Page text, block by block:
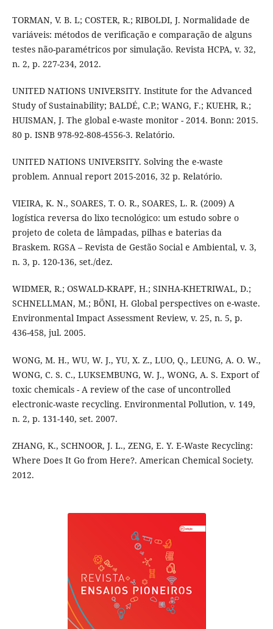
TORMAN, V. B. L; COSTER, R.; RIBOLDI, J. Normalidade de
variáveis: métodos de verificação e comparação de alguns
testes não-paramétricos por simulação. Revista HCPA, v. 32,
n. 2, p. 227-234, 2012.
UNITED NATIONS UNIVERSITY. Institute for the Advanced
Study of Sustainability; BALDÉ, C.P.; WANG, F.; KUEHR, R.;
HUISMAN, J. The global e-waste monitor - 2014. Bonn: 2015.
80 p. ISNB 978-92-808-4556-3. Relatório.
UNITED NATIONS UNIVERSITY. Solving the e-waste
problem. Annual report 2015-2016, 32 p. Relatório.
VIEIRA, K. N., SOARES, T. O. R., SOARES, L. R. (2009) A
logística reversa do lixo tecnológico: um estudo sobre o
projeto de coleta de lâmpadas, pilhas e baterias da
Braskem. RGSA – Revista de Gestão Social e Ambiental, v. 3,
n. 3, p. 120-136, set./dez.
WIDMER, R.; OSWALD-KRAPF, H.; SINHA-KHETRIWAL, D.;
SCHNELLMAN, M.; BÖNI, H. Global perspectives on e-waste.
Environmental Impact Assessment Review, v. 25, n. 5, p.
436-458, jul. 2005.
WONG, M. H., WU, W. J., YU, X. Z., LUO, Q., LEUNG, A. O. W.,
WONG, C. S. C., LUKSEMBUNG, W. J., WONG, A. S. Export of
toxic chemicals - A review of the case of uncontrolled
electronic-waste recycling. Environmental Pollution, v. 149,
n. 2, p. 131-140, set. 2007.
ZHANG, K., SCHNOOR, J. L., ZENG, E. Y. E-Waste Recycling:
Where Does It Go from Here?. American Chemical Society.
2012.